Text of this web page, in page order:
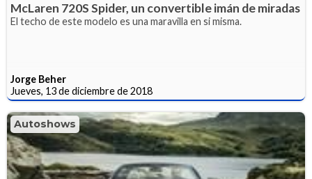
McLaren 720S Spider, un convertible imán de miradas
El techo de este modelo es una maravilla en si misma.
Jorge Beher
Jueves, 13 de diciembre de 2018
Autoshows